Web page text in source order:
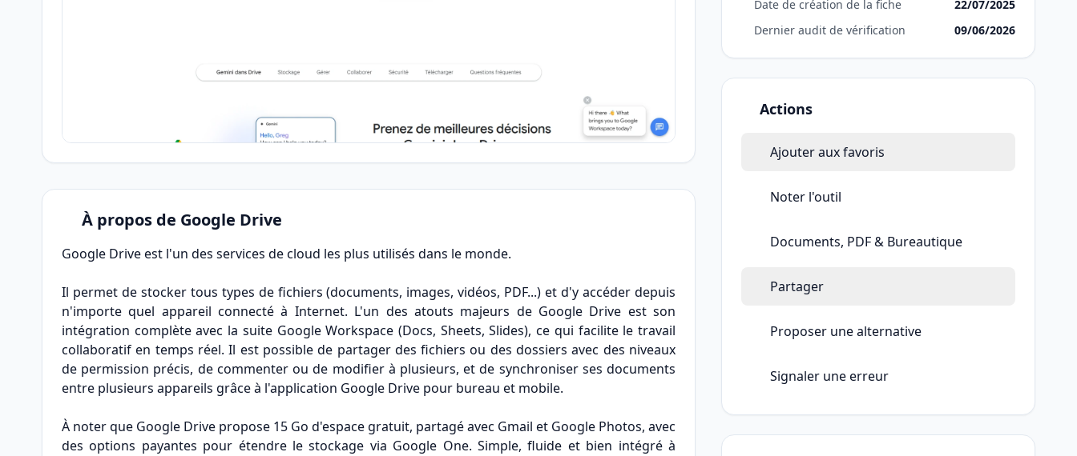
À propos de Google Drive
Google Drive est l'un des services de cloud les plus utilisés dans le monde.
Il permet de stocker tous types de fichiers (documents, images, vidéos, PDF...) et d'y accéder depuis
n'importe quel appareil connecté à Internet. L'un des atouts majeurs de Google Drive est son
intégration complète avec la suite Google Workspace (Docs, Sheets, Slides), ce qui facilite le travail
collaboratif en temps réel. Il est possible de partager des fichiers ou des dossiers avec des niveaux
de permission précis, de commenter ou de modifier à plusieurs, et de synchroniser ses documents
entre plusieurs appareils grâce à l'application Google Drive pour bureau et mobile.
À noter que Google Drive propose 15 Go d'espace gratuit, partagé avec Gmail et Google Photos, avec
des options payantes pour étendre le stockage via Google One. Simple, fluide et bien intégré à
Date de création de la fiche
22/07/2025
Dernier audit de vérification
09/06/2026
Actions
Ajouter aux favoris
Noter l'outil
Documents, PDF & Bureautique
Partager
Proposer une alternative
Signaler une erreur